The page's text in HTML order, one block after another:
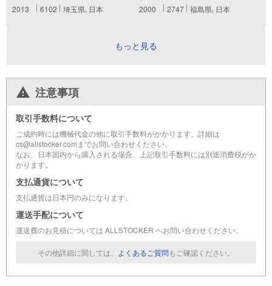
2013 6102 埼玉県, 日本 2000 2747 福島県, 日本
もっと見る
注意事項
取引手数料について
ご成約時には機械代金の他に取引手数料がかかります。詳細は
cs@allstocker.comまでお問い合わせください。
なお、日本国内から購入される場合、上記取引手数料には別途消費税がか
かります。
支払通貨について
支払通貨は日本円のみになります。
運送手配について
運送費のお見積については ALLSTOCKER へお問い合わせください。
その他詳細に関しては、 よくあるご質問もご確認ください。